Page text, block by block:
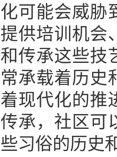
化可能会威胁
提供培训机会
和传承这些技
常承载着历史
着现代化的推
传承，社区可
些习俗的历史